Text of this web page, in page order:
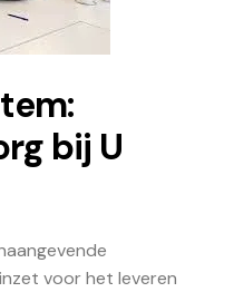
bij U
voor het leveren